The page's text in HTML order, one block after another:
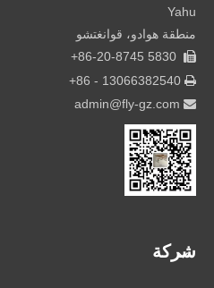
Yahu
منطقة هوادو، قوانغتشو


13066382540 - 86
+

admin@fly-gz.com
شركة